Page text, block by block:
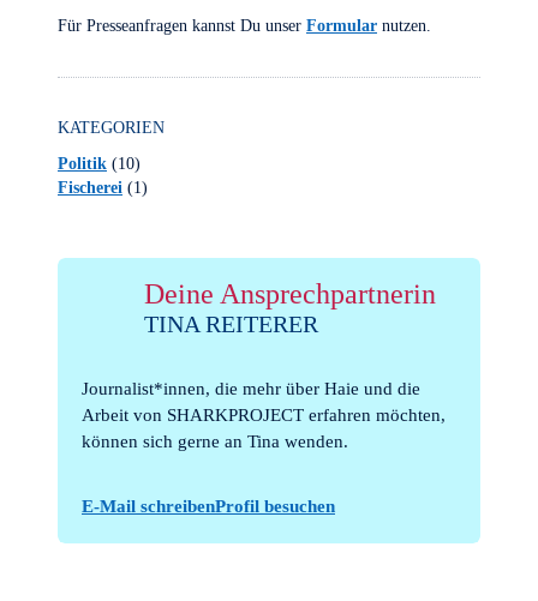
Für Presseanfragen kannst Du unser Formular nutzen.
KATEGORIEN
Politik (10)
Fischerei (1)
Deine Ansprechpartnerin
TINA REITERER
Journalist*innen, die mehr über Haie und die
Arbeit von SHARKPROJECT erfahren möchten,
können sich gerne an Tina wenden.
E-Mail schreibenProfil besuchen